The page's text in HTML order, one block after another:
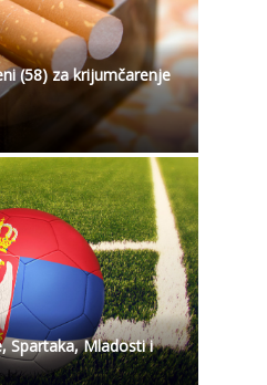
(58) za krijumčarenje
Spartaka, Mladosti i